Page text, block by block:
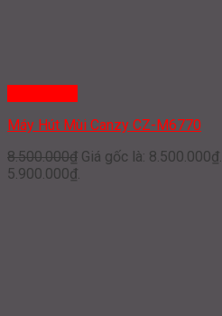
Máy Hút Mùi Canzy CZ-M6770
8.500.000₫ Giá gốc là: 8.500.000₫.
5.900.000₫.